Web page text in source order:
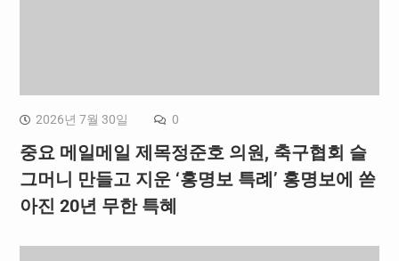
2026년 7월 30일 0
중요 메일메일 제목정준호 의원, 축구협회 슬
그머니 만들고 지운 ‘홍명보 특례’ 홍명보에 쏟
아진 20년 무한 특혜